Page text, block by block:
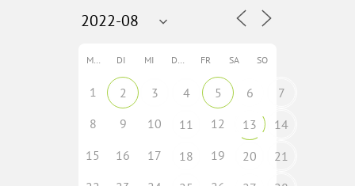
MO DI MI DO FR SA SO
1 2 3 4 5 6
7
8
9 10 11 12 13
14
15
16 17 18 19 20
21